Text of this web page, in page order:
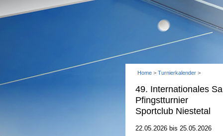
Home > Turnierkalender >
49. Internationales
Pfingstturnier
Sportclub Niestetal
22.05.2026 bis 25.05.2026